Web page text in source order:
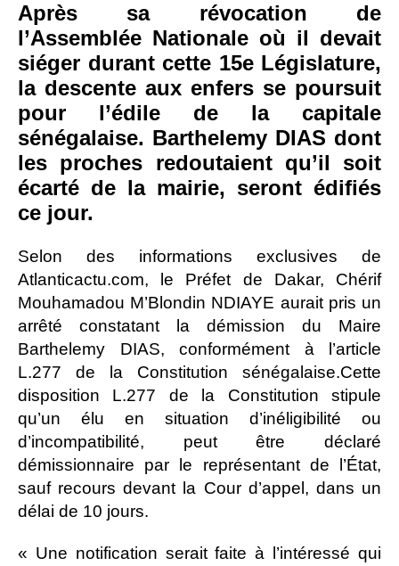
Après sa révocation de
l’Assemblée Nationale où il devait
siéger durant cette 15e Législature,
la descente aux enfers se poursuit
pour l’édile de la capitale
sénégalaise. Barthelemy DIAS dont
les proches redoutaient qu’il soit
écarté de la mairie, seront édifiés
ce jour.
Selon des informations exclusives de
Atlanticactu.com, le Préfet de Dakar, Chérif
Mouhamadou M’Blondin NDIAYE aurait pris un
arrêté constatant la démission du Maire
Barthelemy DIAS, conformément à l’article
L.277 de la Constitution sénégalaise.Cette
disposition L.277 de la Constitution stipule
qu’un élu en situation d’inéligibilité ou
d’incompatibilité, peut être déclaré
démissionnaire par le représentant de l’État,
sauf recours devant la Cour d’appel, dans un
délai de 10 jours.
« Une notification serait faite à l’intéressé qui